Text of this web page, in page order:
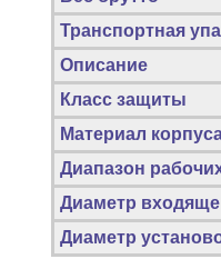
Транспортная
Описание
Класс защиты
Материал
Диапазон
Диаметр
Диаметр